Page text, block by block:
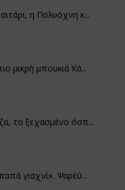
η Πολυόχνη κ...
μικρή μπουκιά Κά...
το ξεχασμένο όσπ...
γιαχνί». Ψαρεύ...